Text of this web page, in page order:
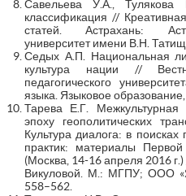
Савельева У.А.,
классификация //
статей. Астрахань:
университет имени В.Н.
Седых А.П. Национальная
культура нации //
педагогического
языка. Языковое
Тарева Е.Г. Межкультурная
эпоху геополитических
Культура диалога: в
практик: материалы
(Москва, 14-16 апреля 2016
Викуловой. М.: МГПУ; ООО
558–562.